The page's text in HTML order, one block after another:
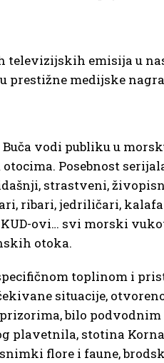
televizijskih emisija u
medijske
Buča vodi publiku u
Posebnost
strastveni,
ribari, jedriličari,
ovi… svi morski
otoka.
toplinom i
situacije,
bilo
plavetnila, stotina
flore i faune,